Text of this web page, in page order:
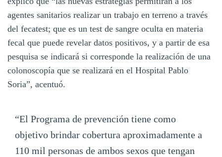
agentes sanitarios realizar un trabajo en terreno a través
del fecatest; que es un test de sangre oculta en materia
fecal que puede revelar datos positivos, y a partir de esa
pesquisa se indicará si corresponde la realización de una
colonoscopía que se realizará en el Hospital Pablo
Soria”, acentuó.
“El Programa de prevención tiene como
objetivo brindar cobertura aproximadamente a
110 mil personas de ambos sexos que tengan